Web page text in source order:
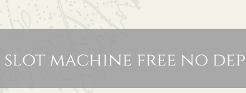
slot machine free no